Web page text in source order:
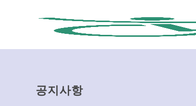
공지사항